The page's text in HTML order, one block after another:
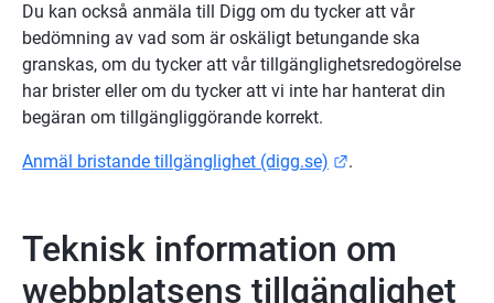
Du kan också anmäla till Digg om du tycker att vår
bedömning av vad som är oskäligt betungande ska
granskas, om du tycker att vår tillgänglighetsredogörelse
har brister eller om du tycker att vi inte har hanterat din
begäran om tillgängliggörande korrekt.
Anmäl bristande tillgänglighet (digg.se) Länk till annan
.
Teknisk information om
webbplatsens tillgänglighet